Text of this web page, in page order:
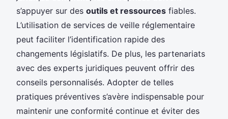
s’appuyer sur des outils et ressources fiables.
L’utilisation de services de veille réglementaire
peut faciliter l’identification rapide des
changements législatifs. De plus, les partenariats
avec des experts juridiques peuvent offrir des
conseils personnalisés. Adopter de telles
pratiques préventives s’avère indispensable pour
maintenir une conformité continue et éviter des